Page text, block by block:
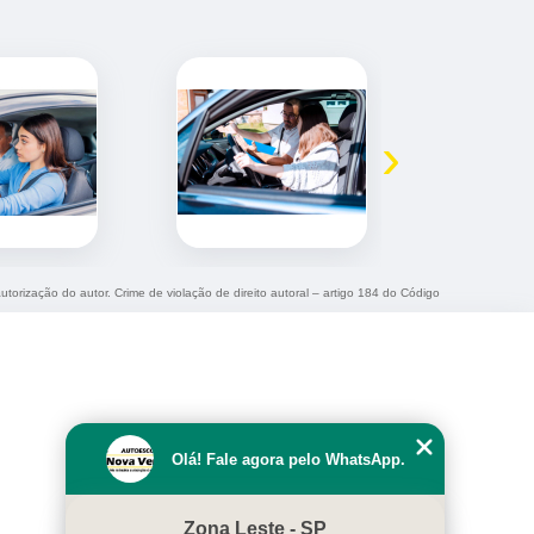
›
do autor. Crime de violação de direito autoral – artigo 184 do Código
Olá! Fale agora pelo WhatsApp.
Zona Leste - SP